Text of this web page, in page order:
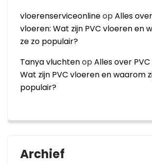
vloerenserviceonlineopAlles
vloeren: Wat zijn PVC vloeren en
ze zo populair?
Tanya vluchtenopAlles over
Wat zijn PVC vloeren en waarom
populair?
Archief